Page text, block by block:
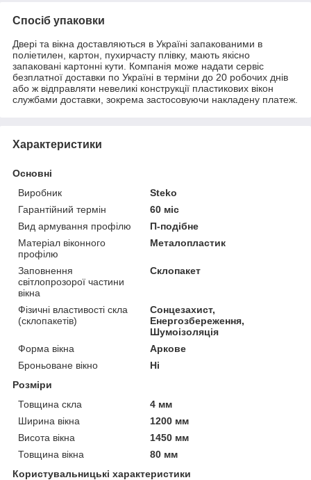
Спосіб упаковки
Двері та вікна доставляються в Україні запакованими в
поліетилен, картон, пухирчасту плівку, мають якісно
запаковані картонні кути. Компанія може надати сервіс
безплатної доставки по Україні в терміни до 20 робочих днів
або ж відправляти невеликі конструкції пластикових вікон
службами доставки, зокрема застосовуючи накладену платеж.
Характеристики
Основні
Виробник
Steko
Гарантійний термін
60 міс
Вид армування профілю
П-подібне
Матеріал віконного
профілю
Металопластик
Заповнення
світлопрозорої частини
вікна
Склопакет
Фізичні властивості скла
(склопакетів)
Сонцезахист,
Енергозбереження,
Шумоізоляція
Форма вікна
Аркове
Броньоване вікно
Ні
Розміри
Товщина скла
4 мм
Ширина вікна
1200 мм
Висота вікна
1450 мм
Товщина вікна
80 мм
Користувальницькі характеристики